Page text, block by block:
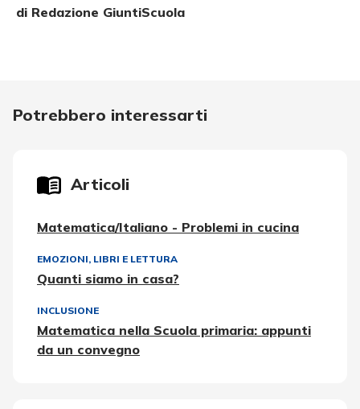
di Redazione GiuntiScuola
Potrebbero interessarti
Articoli
Matematica/Italiano - Problemi in cucina
EMOZIONI, LIBRI E LETTURA
Quanti siamo in casa?
INCLUSIONE
Matematica nella Scuola primaria: appunti
da un convegno